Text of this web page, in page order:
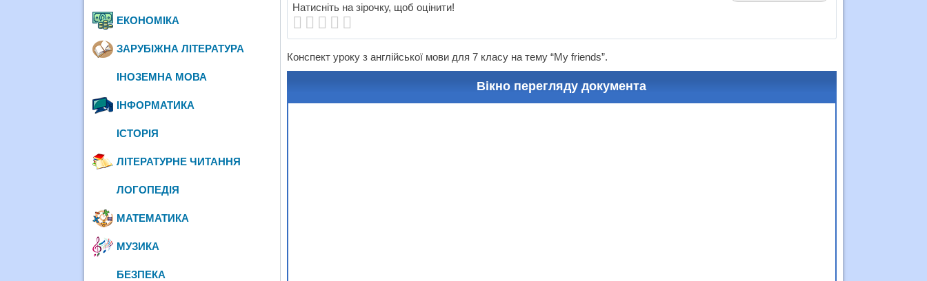
Натисніть на зірочку, щоб оцінити!
Конспект уроку з англійської мови для 7 класу на тему “My friends”.
Вікно перегляду документа
ЕКОНОМІКА
ЗАРУБІЖНА ЛІТЕРАТУРА
ІНОЗЕМНА МОВА
ІНФОРМАТИКА
ІСТОРІЯ
ЛІТЕРАТУРНЕ ЧИТАННЯ
ЛОГОПЕДІЯ
МАТЕМАТИКА
МУЗИКА
БЕЗПЕКА